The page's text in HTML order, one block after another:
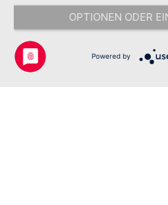
Nachnahmegebühren, wenn
Copyright © 2026 Johanniter-
OPTIONEN ODER
Powered by